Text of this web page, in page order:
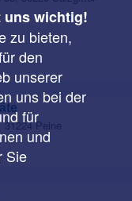
Peine
uns wichtig!
zu bieten,
den
unserer
uns bei der
für
und
Sie